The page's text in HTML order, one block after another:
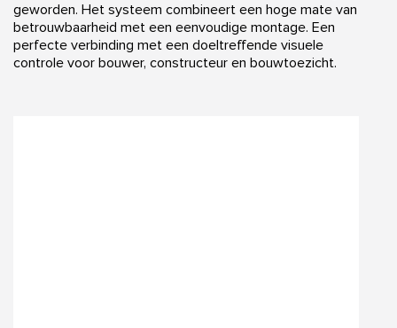
geworden. Het systeem combineert een hoge mate van
betrouwbaarheid met een eenvoudige montage. Een
perfecte verbinding met een doeltreffende visuele
controle voor bouwer, constructeur en bouwtoezicht.